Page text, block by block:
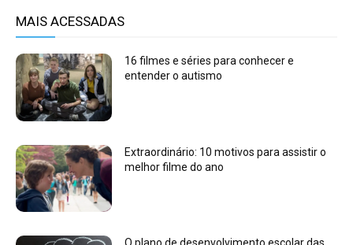
MAIS ACESSADAS
16 filmes e séries para conhecer e
entender o autismo
Extraordinário: 10 motivos para assistir o
melhor filme do ano